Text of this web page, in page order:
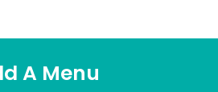
A Menu